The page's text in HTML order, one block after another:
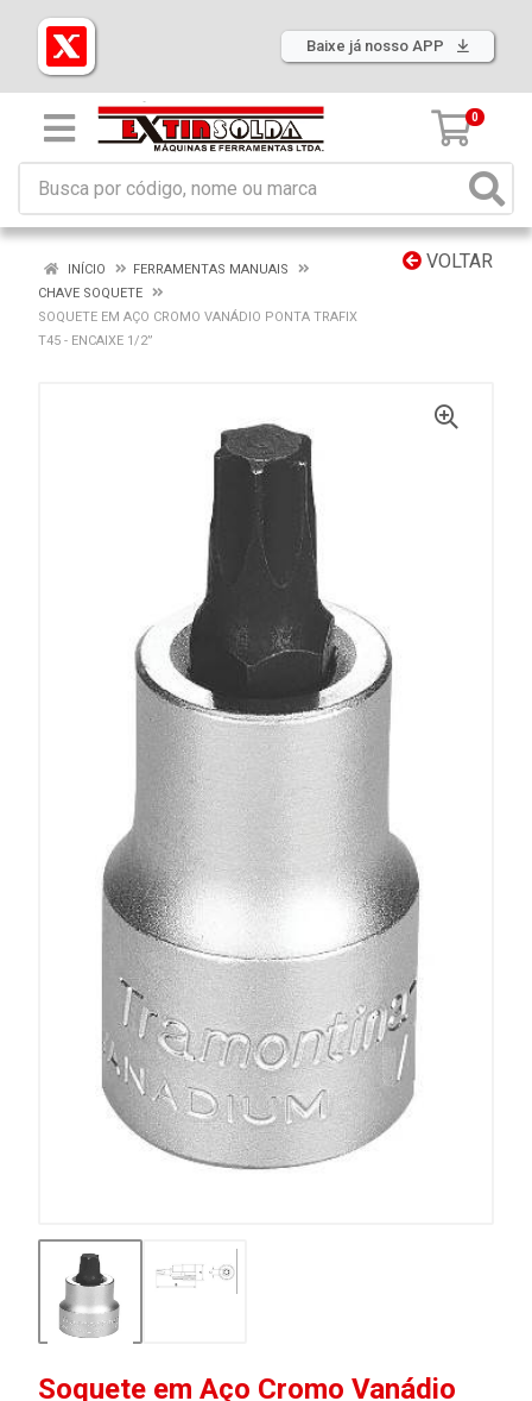
Baixe já nosso APP
0
VOLTAR
INÍCIO
FERRAMENTAS MANUAIS
CHAVE SOQUETE
SOQUETE EM AÇO CROMO VANÁDIO PONTA TRAFIX
T45 - ENCAIXE 1/2”
Soquete em Aço Cromo Vanádio